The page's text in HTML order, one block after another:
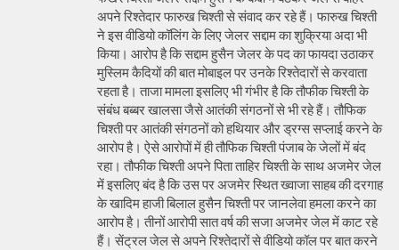
अपने रिश्तेदार फारुख चिश्ती से संवाद कर रहे हैं। फारुख चिश्ती
ने इस वीडियो कॉलिंग के लिए जेलर सद्दाम का शुक्रिया अदा भी
किया। आरोप है कि सद्दाम हुसैन जेलर के पद का फायदा उठाकर
मुस्लिम कैदियों की बात मोबाइल पर उनके रिश्तेदारों से करवाता
रहता है। ताजा मामला इसलिए भी गंभीर है कि तौफीक चिश्ती के
संबंध बब्बर खालसा जैसे आतंकी संगठनों से भी रहे हैं। तौफिक
चिश्ती पर आतंकी संगठनों को हथियार और ड्रग्स सप्लाई करने के
आरोप है। ऐसे आरोपों में ही तौफिक चिश्ती पंजाब के जेलों में बंद
रहा। तौफीक चिश्ती अपने पिता ताहिर चिश्ती के साथ अजमेर जेल
में इसलिए बंद है कि उस पर अजमेर स्थित ख्वाजा साहब की दरगाह
के खादिम हाजी बिलाल हुसैन चिश्ती पर जानलेवा हमला करने का
आरोप है। तीनों आरोपी सात वर्ष की सजा अजमेर जेल में काट रहे
हैं। सेंट्रल जेल से अपने रिश्तेदारों से वीडियो कॉल पर बात करने